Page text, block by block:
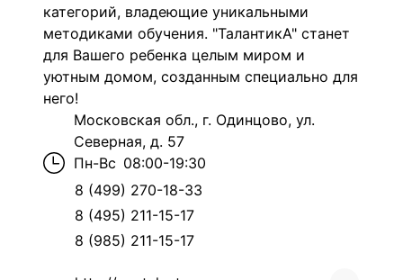
категорий, владеющие уникальными
методиками обучения. "ТалантикА" станет
для Вашего ребенка целым миром и
уютным домом, созданным специально для
него!
Московская обл., г. Одинцово, ул.
Северная, д. 57
Пн-Вс 08:00-19:30
8 (499) 270-18-33
8 (495) 211-15-17
8 (985) 211-15-17